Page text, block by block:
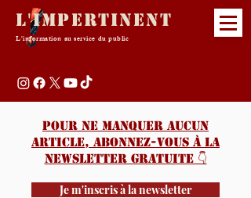
L'Impertinent
L'information au service du public
Pour ne manquer aucun
article, abonnez-vous à la
newsletter gratuite 👇️
Je m'inscris à la newsletter